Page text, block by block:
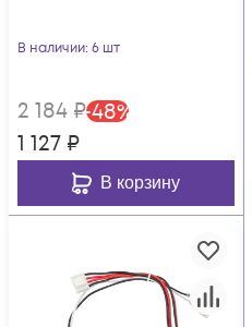
В наличии: 6 шт
2 184 ₽-48%
1 127 ₽
В корзину